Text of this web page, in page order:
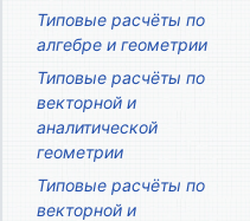
Типовые расчёты по
алгебре и геометрии
Типовые расчёты по
векторной и
аналитической
геометрии
Типовые расчёты по
векторной и